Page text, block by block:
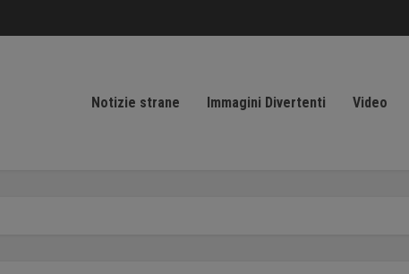
Notizie strane Immagini Divertenti Video